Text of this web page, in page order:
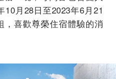
月28日至2023年6月21
，喜歡尊榮住宿體驗的消